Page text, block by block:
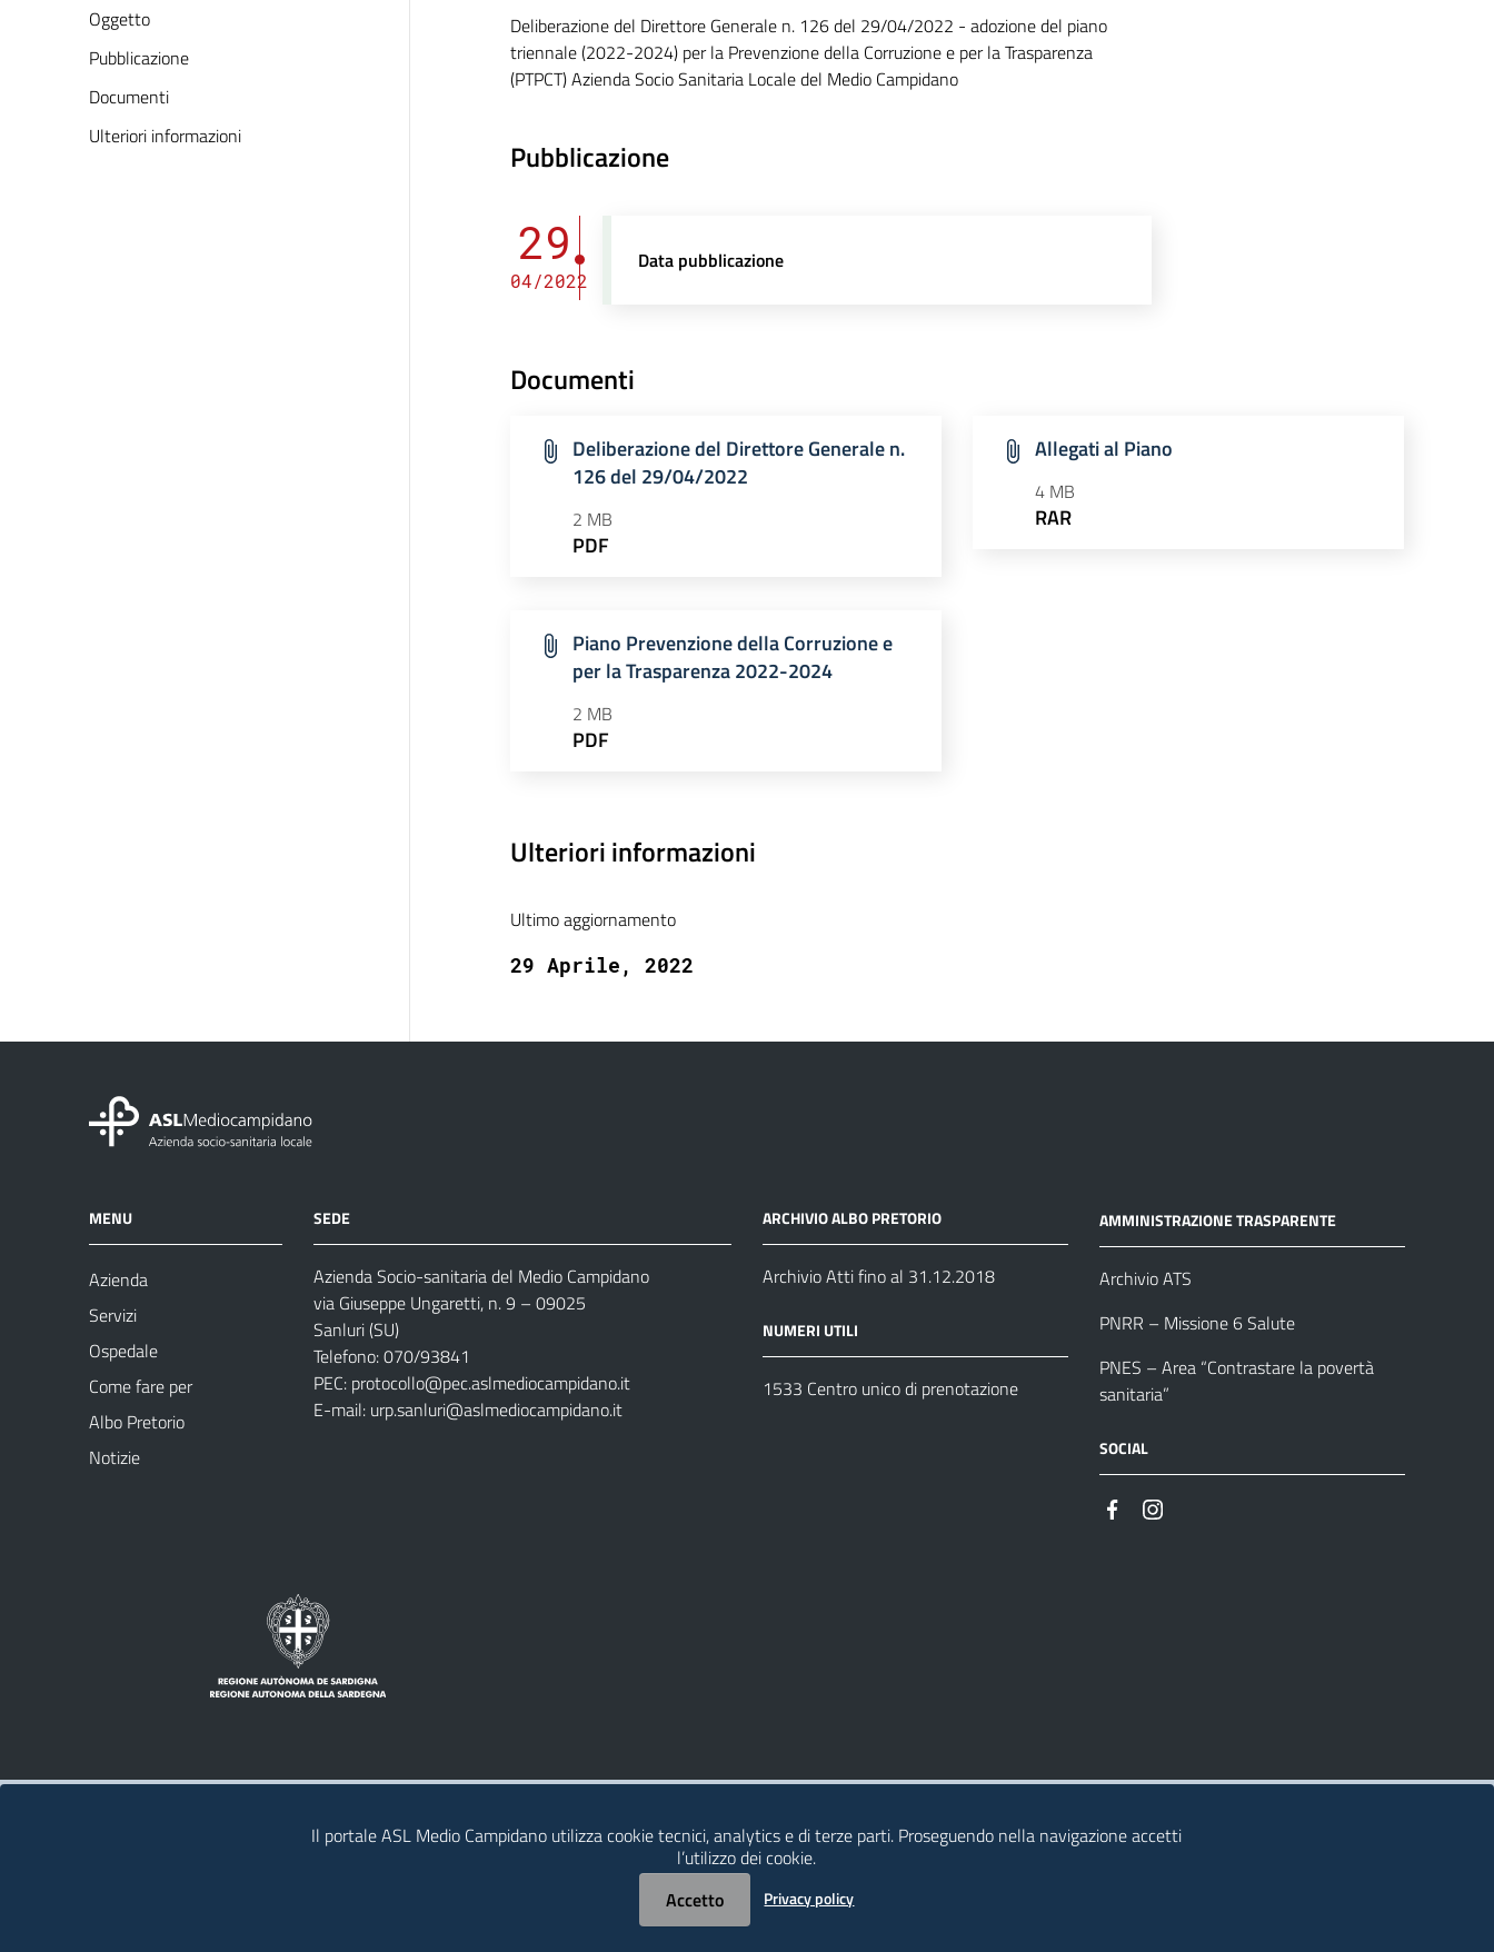
Oggetto
Pubblicazione
Documenti
Ulteriori informazioni
Deliberazione del Direttore Generale n. 126 del 29/04/2022 - adozione del piano
triennale (2022-2024) per la Prevenzione della Corruzione e per la Trasparenza
(PTPCT) Azienda Socio Sanitaria Locale del Medio Campidano
Pubblicazione
29
04/2022
Data pubblicazione
Documenti
Deliberazione del Direttore Generale n.
126 del 29/04/2022
2 MB
PDF
Allegati al Piano
4 MB
RAR
Piano Prevenzione della Corruzione e
per la Trasparenza 2022-2024
2 MB
PDF
Ulteriori informazioni
Ultimo aggiornamento
29 Aprile, 2022
MENU
Azienda
Servizi
Ospedale
Come fare per
Albo Pretorio
Notizie
SEDE
Azienda Socio-sanitaria del Medio Campidano
via Giuseppe Ungaretti, n. 9 – 09025
Sanluri (SU)
Telefono: 070/93841
PEC: protocollo@pec.aslmediocampidano.it
E-mail: urp.sanluri@aslmediocampidano.it
ARCHIVIO ALBO PRETORIO
Archivio Atti fino al 31.12.2018
NUMERI UTILI
1533 Centro unico di prenotazione
AMMINISTRAZIONE TRASPARENTE
Archivio ATS
PNRR – Missione 6 Salute
PNES – Area “Contrastare la povertà
sanitaria”
SOCIAL
Il portale ASL Medio Campidano utilizza cookie tecnici, analytics e di terze parti. Proseguendo nella navigazione accetti
l’utilizzo dei cookie.
Accetto
Privacy policy